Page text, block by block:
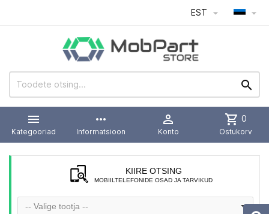
EST  


Kategooriad
more_horiz
Informatsioon

Konto
shopping_cart 0
Ostukorv
KIIRE OTSING
MOBIILTELEFONIDE OSAD JA TARVIKUD
-- Valige tootja --